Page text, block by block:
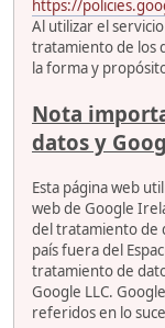
https://
Al utilizar el
tratamiento de los
la forma y
Nota
datos y
Esta página web
web de Google
del tratamiento de
país fuera del
tratamiento de
Google LLC.
referidos en lo